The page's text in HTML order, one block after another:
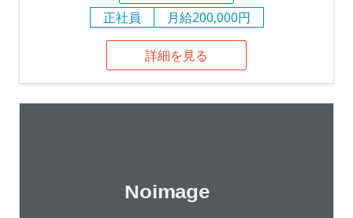
正社員
月給200,000円
詳細を見る